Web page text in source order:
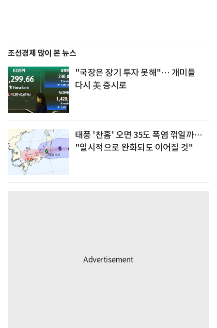
조선경제 많이 본 뉴스
"국장은 장기 투자 못해"… 개미들
다시 美 증시로
태풍 '찬홈' 오면 35도 폭염 꺾일까…
"일시적으로 완화되도 이어질 것"